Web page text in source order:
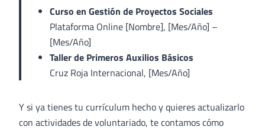
Curso en Gestión de Proyectos Sociales
Plataforma Online [Nombre], [Mes/Año] –
[Mes/Año]
Taller de Primeros Auxilios Básicos
Cruz Roja Internacional, [Mes/Año]
Y si ya tienes tu currículum hecho y quieres actualizarlo
con actividades de voluntariado, te contamos cómo